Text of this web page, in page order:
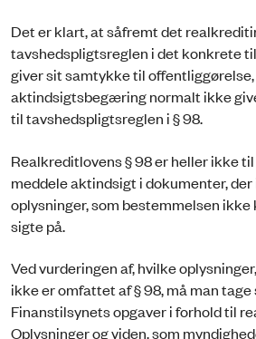
Det er klart, at såfremt det
tavshedspligtsreglen i det konkrete
giver sit samtykke til offentliggørelse,
aktindsigtsbegæring normalt ikke
til tavshedspligtsreglen i § 98.
Realkreditlovens § 98 er heller ikke
meddele aktindsigt i dokumenter,
oplysninger, som bestemmelsen
sigte på.
Ved vurderingen af, hvilke
ikke er omfattet af § 98, må man
Finanstilsynets opgaver i forhold til
Oplysninger og viden, som